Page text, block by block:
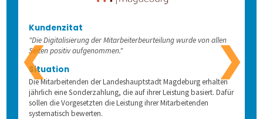
❮ ❯
Kundenzitat
"Die Digitalisierung der Mitarbeiterbeurteilung wurde von allen
Seiten positiv aufgenommen."
Situation
Die Mitarbeitenden der Landeshauptstadt Magdeburg erhalten
jährlich eine Sonderzahlung, die auf ihrer Leistung basiert. Dafür
sollen die Vorgesetzten die Leistung ihrer Mitarbeitenden
systematisch bewerten.